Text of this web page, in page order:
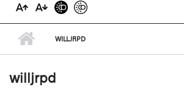
WILLJRPD
willjrpd